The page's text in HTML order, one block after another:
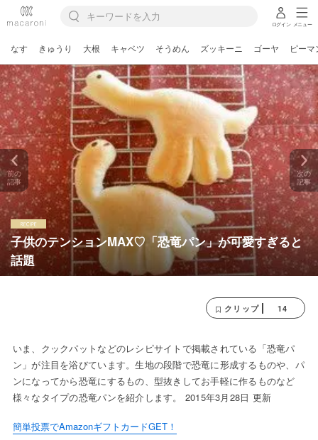
ログイン メニュー
なす きゅうり 大根 キャベツ そうめん ズッキーニ ゴーヤ ピーマ
子供のテンションMAX♡「恐竜パン」が可愛すぎると
話題
前の
記事
次の
記事
クリップ 14
いま、クックパットなどのレシピサイトで掲載されている「恐竜パ
ン」が注目を浴びています。生地の段階で恐竜に形成するものや、パ
ンになってから恐竜にするもの、型抜きしてお手軽に作るものなど
様々なタイプの恐竜パンを紹介します。 2015年3月28日 更新
簡単投票でAmazonギフトカードGET！